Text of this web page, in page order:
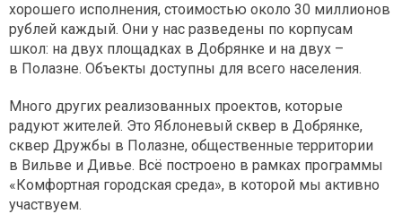
хорошего исполнения, стоимостью около 30 миллионов
рублей каждый. Они у нас разведены по корпусам
школ: на двух площадках в Добрянке и на двух –
в Полазне. Объекты доступны для всего населения.
Много других реализованных проектов, которые
радуют жителей. Это Яблоневый сквер в Добрянке,
сквер Дружбы в Полазне, общественные территории
в Вильве и Дивье. Всё построено в рамках программы
«Комфортная городская среда», в которой мы активно
участвуем.